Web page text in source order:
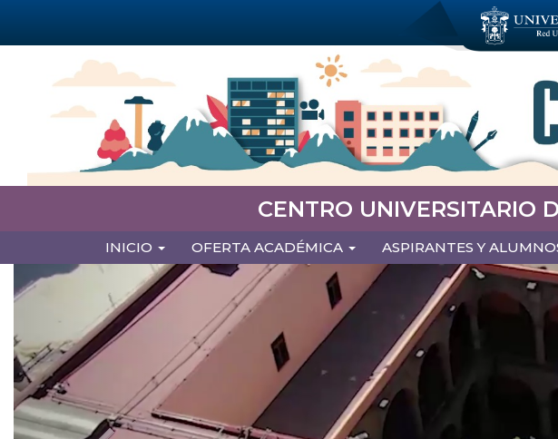
principal
CENTRO UNIVERSITARIO
MAIN
NAVIGATION
INICIO OFERTA ACADÉMICA ASPIRANTES Y
Previous